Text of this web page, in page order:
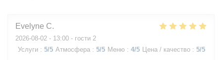
Evelyne C
2026-08-02 - 13:00 - гости 2
Услуги : 5/5 Атмосфера : 5/5 Меню : 4/5 Цена / качество : 5/5